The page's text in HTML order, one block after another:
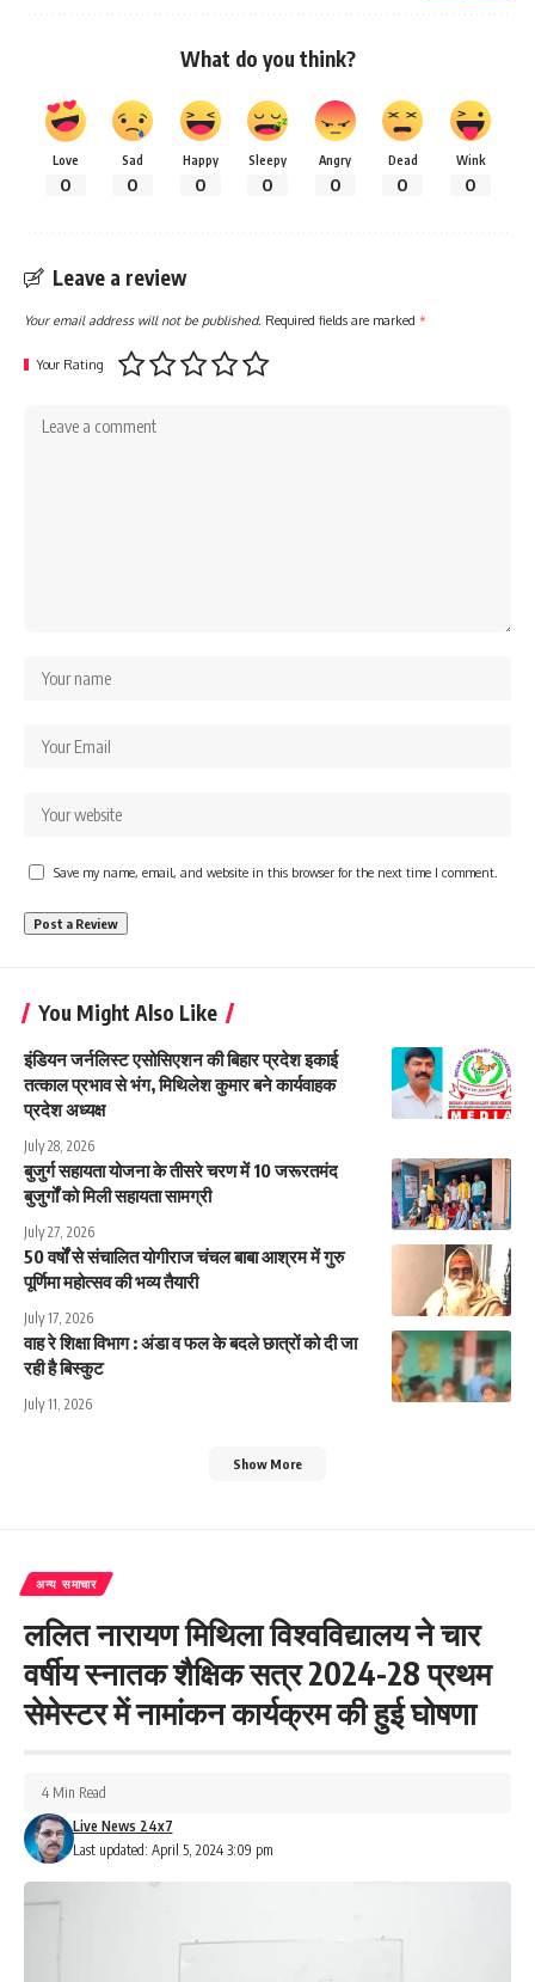
What do you think?
Love
0
Sad
0
Happy
0
Sleepy
0
Angry
0
Dead
0
Wink
0
Leave a review
Your email address will not be published. Required fields are marked *
Your Rating
Save my name, email, and website in this browser for the next time I comment.
You Might Also Like
इंडियन जर्नलिस्ट एसोसिएशन की बिहार प्रदेश इकाई
तत्काल प्रभाव से भंग, मिथिलेश कुमार बने कार्यवाहक
प्रदेश अध्यक्ष
July 28, 2026
बुजुर्ग सहायता योजना के तीसरे चरण में 10 जरूरतमंद
बुजुर्गों को मिली सहायता सामग्री
July 27, 2026
50 वर्षों से संचालित योगीराज चंचल बाबा आश्रम में गुरु
पूर्णिमा महोत्सव की भव्य तैयारी
July 17, 2026
वाह रे शिक्षा विभाग : अंडा व फल के बदले छात्रों को दी जा
रही है बिस्कुट
July 11, 2026
Show More
अन्य समाचार
ललित नारायण मिथिला विश्वविद्यालय ने चार
वर्षीय स्नातक शैक्षिक सत्र 2024-28 प्रथम
सेमेस्टर में नामांकन कार्यक्रम की हुई घोषणा
Last updated: April 5, 2024 3:09 pm
Live News 24x7
4 Min Read